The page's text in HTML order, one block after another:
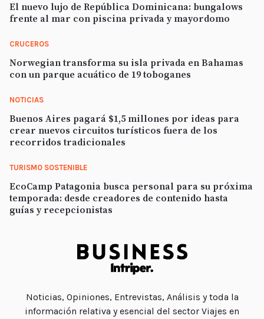
Noticias, Opiniones, Entrevistas, Análisis y toda la
información relativa y esencial del sector Viajes en
El nuevo lujo de República Dominicana: bungalows
frente al mar con piscina privada y mayordomo
CRUCEROS
Norwegian transforma su isla privada en Bahamas
con un parque acuático de 19 toboganes
NOTICIAS
Buenos Aires pagará $1,5 millones por ideas para
crear nuevos circuitos turísticos fuera de los
recorridos tradicionales
TURISMO SOSTENIBLE
EcoCamp Patagonia busca personal para su próxima
temporada: desde creadores de contenido hasta
guías y recepcionistas